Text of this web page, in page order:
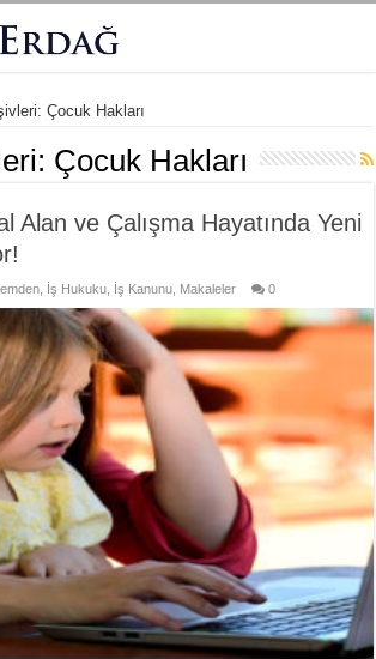
Çocuk Hakları
Çocuk Hakları
Alan ve Çalışma Hayatında Yeni
İş Hukuku İş Kanunu Makaleler 0